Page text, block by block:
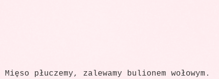
Mięso płuczemy, zalewamy bulionem wołowym.